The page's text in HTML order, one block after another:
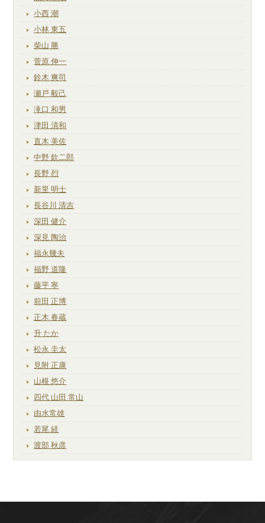
小西 潮
小林 東五
柴山 勝
菅原 伸一
鈴木 爽司
瀬戸 毅己
滝口 和男
津田 清和
直木 美佐
中野 欽二郎
長野 烈
新里 明士
長谷川 清吉
深田 健介
深見 陶治
福永幾夫
福野 道隆
藤平 寧
前田 正博
正木 春蔵
升 たか
松永 圭太
見附 正康
山根 悠介
四代 山田 常山
由水常雄
若尾 経
渡部 秋彦